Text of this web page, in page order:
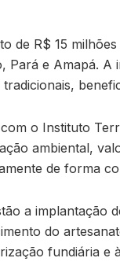
de R$ 15
Pará e Amapá.
o Instituto
ambiental,
de forma
a implantação
do
fundiária e